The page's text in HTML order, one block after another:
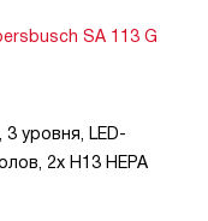
SA 113 G
уровня, LED-
2x H13 HEPA